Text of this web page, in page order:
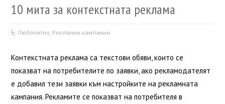
10 мита за контекстната реклама
Любопитно Рекламни кампании
Контекстната реклама са текстови обяви, които се
показват на потребителите по заявки, ако рекламодателят
е добавил тези заявки към настройките на рекламната
кампания. Рекламите се показват на потребителя в